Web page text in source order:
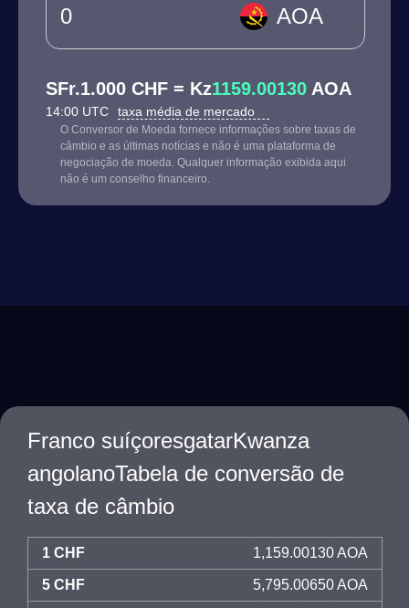
AOA
SFr.1.000 CHF = Kz1159.00130 AOA
14:00 UTC taxa média de mercado
O Conversor de Moeda fornece informações sobre taxas de
câmbio e as últimas notícias e não é uma plataforma de
negociação de moeda. Qualquer informação exibida aqui
não é um conselho financeiro.
Franco suíçoresgatarKwanza
angolanoTabela de conversão de
taxa de câmbio
1 CHF 1,159.00130 AOA
5 CHF 5,795.00650 AOA